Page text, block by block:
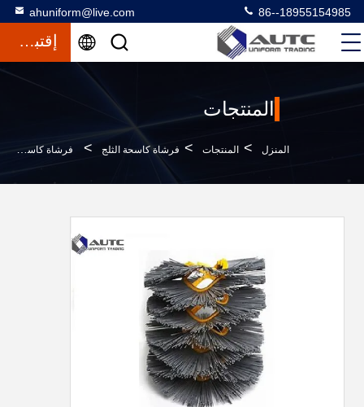
ahuniform@live.com 86--18955154985
إقتباس
المنتجات
المنزل > المنتجات > فرشاة كاسحة الثلج > فرشاة كاسحة الثلج المقاومة للاهتراء العالية ويفر الشكل الدائري مع OEM / ODM